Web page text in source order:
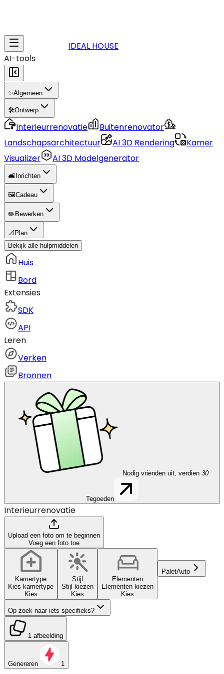
IDEAL HOUSE
AI-tools
✨Algemeen
🛠️Ontwerp
Interieurrenovatie
Buitenrenovator
Landschapsarchitectuur
AI 3D Rendering
Kamer
Visualizer
AI 3D Modelgenerator
🛋️ Inrichten
🖼️Cadeau
✏️ Bewerken
📐 Plan
Bekijk alle hulpmiddelen
Huis
Bord
Extensies
SDK
API
Leren
Verken
Bronnen
Nodig vrienden uit, verdien 30
Tegoeden
Interieurrenovatie
Upload een foto om te beginnen
Voeg een foto toe
Kamertype
Kies kamertype
Kies
Stijl
Stijl kiezen
Kies
Elementen
Elementen kiezen
Kies
PaletAuto
Op zoek naar iets specifieks?
1 afbeelding
Genereren 1